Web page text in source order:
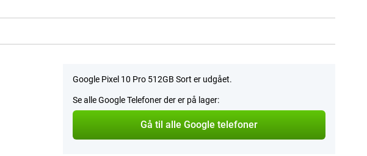
Google Pixel 10 Pro 512GB Sort er udgået.
Se alle Google Telefoner der er på lager:
Gå til alle Google telefoner